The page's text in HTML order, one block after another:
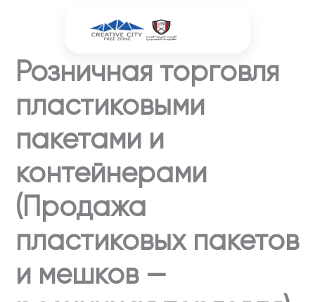
Розничная торговля
пластиковыми
пакетами и
контейнерами
(Продажа
пластиковых пакетов
и мешков —